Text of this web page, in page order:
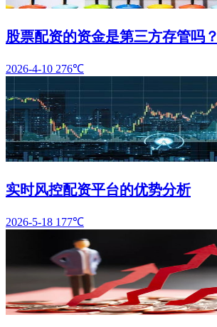
股票配资的资金是第三方存管吗？
2026-4-10 276℃
实时风控配资平台的优势分析
2026-5-18 177℃